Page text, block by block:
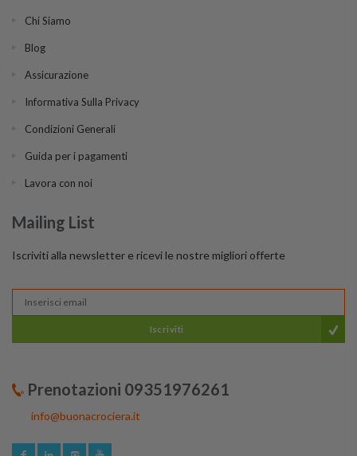
Chi Siamo
Blog
Assicurazione
Informativa Sulla Privacy
Condizioni Generali
Guida per i pagamenti
Lavora con noi
Mailing List
Iscriviti alla newsletter e ricevi le nostre migliori offerte
Iscriviti
Prenotazioni 09351976261
info@buonacrociera.it